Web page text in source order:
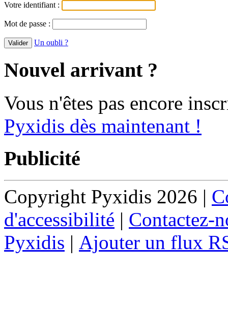
Votre identifiant :
Mot de passe :
Un oubli ?
Nouvel arrivant ?
Vous n'êtes pas encore
Pyxidis dès maintenant !
Publicité
Copyright Pyxidis 2026 |
d'accessibilité | Contactez-
Pyxidis | Ajouter un flux